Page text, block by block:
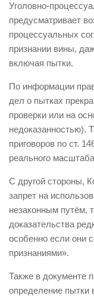
Уголовно-
предусматривает
процессуальных
признании вины,
включая пытки.
По информации
дел о пытках
проверки или на
недоказанностью).
приговоров по ст.
реального
С другой стороны,
запрет на
незаконным путём,
доказательства
особенно если они
признаниями».
Также в документе
определение пытки